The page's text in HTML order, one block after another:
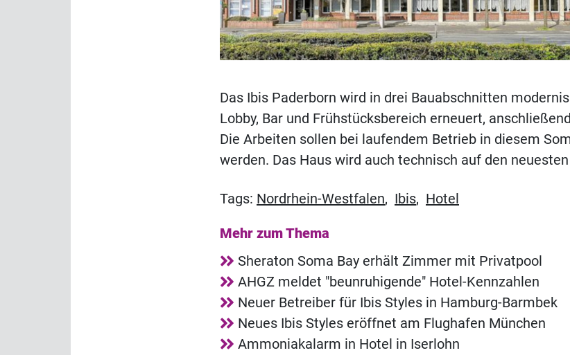
Das Ibis Paderborn wird in drei Bauabschnitten
Lobby, Bar und Frühstücksbereich erneuert,
Die Arbeiten sollen bei laufendem Betrieb in diesem
werden. Das Haus wird auch technisch auf den
Tags: Nordrhein-Westfalen, Ibis, Hotel
Mehr zum Thema
Sheraton Soma Bay erhält Zimmer mit Privatpool
AHGZ meldet "beunruhigende" Hotel-Kennzahlen
Neuer Betreiber für Ibis Styles in Hamburg-Barmbek
Neues Ibis Styles eröffnet am Flughafen München
Ammoniakalarm in Hotel in Iserlohn